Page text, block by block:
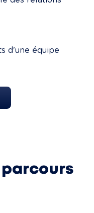
d'une équipe
parcours